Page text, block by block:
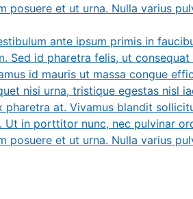
posuere et ut urna. Nulla varius
ante ipsum primis in
Sed id pharetra felis, ut consequat
id mauris ut massa congue
nisi urna, tristique egestas nisl
at. Vivamus blandit
in porttitor nunc, nec pulvinar
posuere et ut urna. Nulla varius